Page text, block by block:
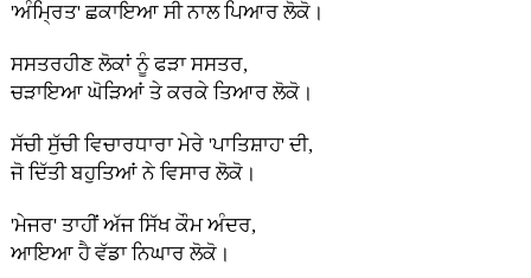
'ਅੰਮ੍ਰਿਤ' ਛਕਾਇਆ ਸੀ ਨਾਲ ਪਿਆਰ ਲੋਕੋ।
ਸਸਤਰਹੀਣ ਲੋਕਾਂ ਨੂੰ ਫੜਾ ਸਸਤਰ,
ਚੜਾਇਆ ਘੋੜਿਆਂ ਤੇ ਕਰਕੇ ਤਿਆਰ ਲੋਕੋ।
ਸੱਚੀ ਸੁੱਚੀ ਵਿਚਾਰਧਾਰਾ ਮੇਰੇ 'ਪਾਤਿਸ਼ਾਹ' ਦੀ,
ਜੋ ਦਿੱਤੀ ਬਹੁਤਿਆਂ ਨੇ ਵਿਸਾਰ ਲੋਕੋ।
'ਮੇਜਰ' ਤਾਹੀਂ ਅੱਜ ਸਿੱਖ ਕੌਮ ਅੰਦਰ,
ਆਇਆ ਹੈ ਵੱਡਾ ਨਿਘਾਰ ਲੋਕੋ।